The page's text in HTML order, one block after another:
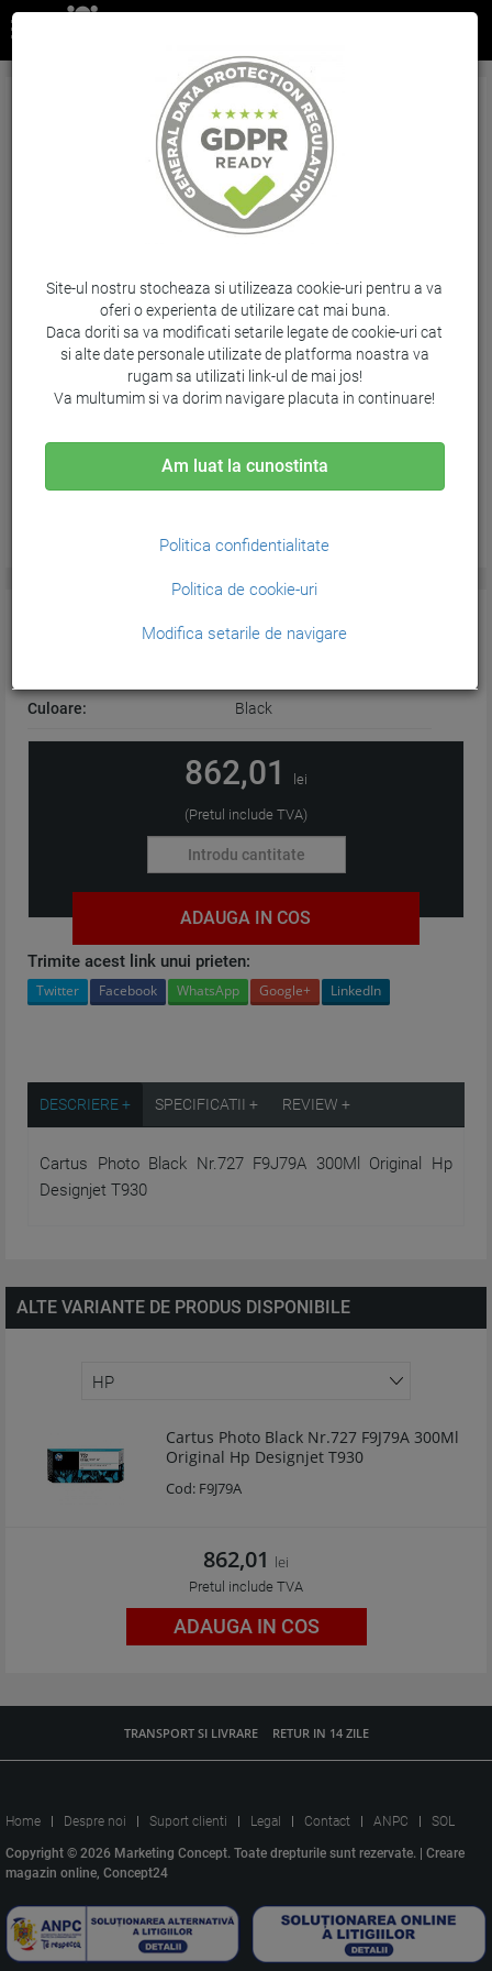
Cartus Photo Black Nr.727 F9J79A 300Ml
Original Hp Designjet T930
Brand: HP / Cod: F9J79A
CARACTERISTICI GENERALE:
Culoare: Black
862,01 lei
(Pretul include TVA)
ADAUGA IN COS
Trimite acest link unui prieten:
Twitter Facebook WhatsApp Google+ LinkedIn
DESCRIERE + SPECIFICATII + REVIEW +
Cartus Photo Black Nr.727 F9J79A 300Ml Original Hp
Designjet T930
ALTE VARIANTE DE PRODUS DISPONIBILE
Cartus Photo Black Nr.727 F9J79A 300Ml
Original Hp Designjet T930
Cod:F9J79A
862,01 lei
Pretul include TVA
ADAUGA IN COS
TRANSPORT SI LIVRARE RETUR IN 14 ZILE
Home Despre noi Suport clienti Legal Contact ANPC SOL
Copyright © 2026 Marketing Concept. Toate drepturile sunt rezervate. | Creare
magazin online, Concept24
Site-ul nostru stocheaza si utilizeaza cookie-uri pentru a va
oferi o experienta de utilizare cat mai buna.
Daca doriti sa va modificati setarile legate de cookie-uri cat
si alte date personale utilizate de platforma noastra va
rugam sa utilizati link-ul de mai jos!
Va multumim si va dorim navigare placuta in continuare!
Am luat la cunostinta
Politica confidentialitate
Politica de cookie-uri
Modifica setarile de navigare